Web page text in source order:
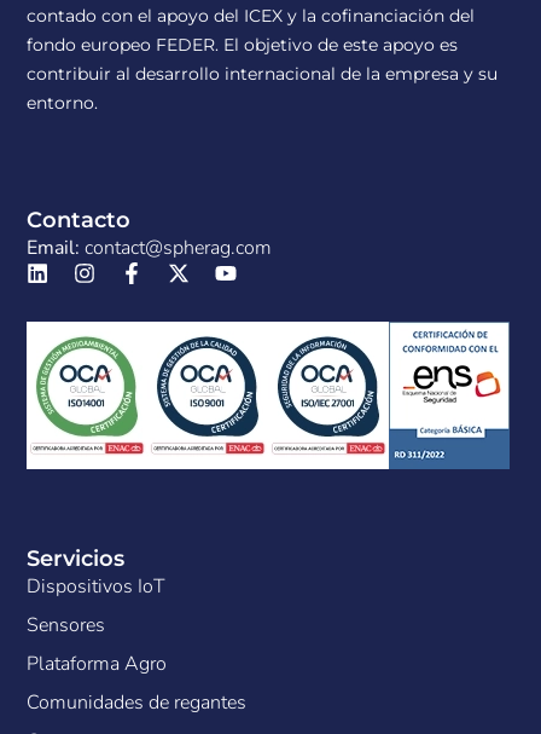
contado con el apoyo del ICEX y la cofinanciación del
fondo europeo FEDER. El objetivo de este apoyo es
contribuir al desarrollo internacional de la empresa y su
entorno.
Servicios
Dispositivos IoT
Sensores
Plataforma Agro
Comunidades de regantes
Contacto
Email: contact@spherag.com